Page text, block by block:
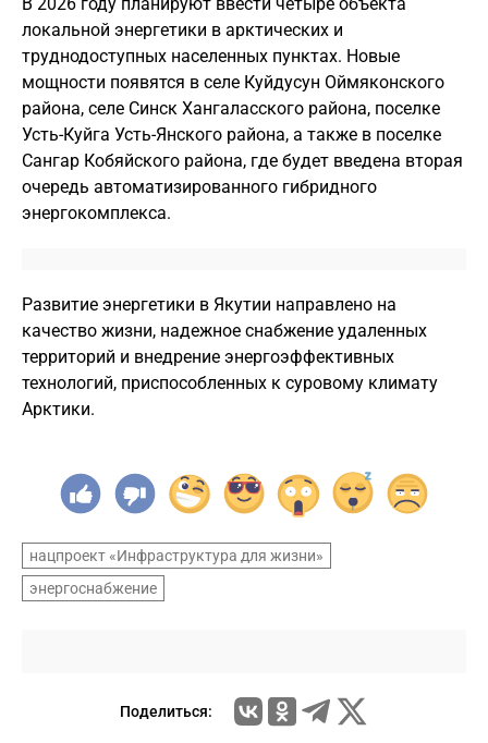
локальной энергетики в арктических и
труднодоступных населенных пунктах. Новые
мощности появятся в селе Куйдусун Оймяконского
района, селе Синск Хангаласского района, поселке
Усть-Куйга Усть-Янского района, а также в поселке
Сангар Кобяйского района, где будет введена вторая
очередь автоматизированного гибридного
энергокомплекса.
Развитие энергетики в Якутии направлено на
качество жизни, надежное снабжение удаленных
территорий и внедрение энергоэффективных
технологий, приспособленных к суровому климату
Арктики.
нацпроект «Инфраструктура для жизни»
энергоснабжение
Поделиться: